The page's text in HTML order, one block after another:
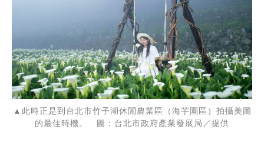
▲此時正是到台北市竹子湖休閒農業區（海芋園區）拍攝美圖
的最佳時機。 圖：台北市政府產業發展局／提供